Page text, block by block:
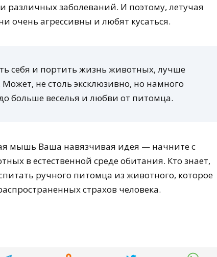
заболеваний. И поэтому, летучая
очень агрессивны и любят кусаться.
себя и портить жизнь животных, лучше
Может, не столь эксклюзивно, но намного
больше веселья и любви от питомца.
мышь Ваша навязчивая идея — начните с
в естественной среде обитания. Кто знает,
ручного питомца из животного, которое
страхов человека.